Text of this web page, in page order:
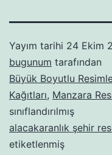
Yayım tarihi 24 Ekim
bugunum tarafından
Büyük Boyutlu
Kağıtları, Manzara
sınıflandırılmış
alacakaranlık şehir
etiketlenmiş